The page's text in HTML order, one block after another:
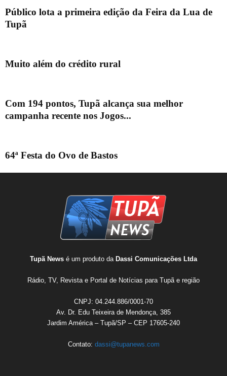
Público lota a primeira edição da Feira da Lua de
Tupã
Muito além do crédito rural
Com 194 pontos, Tupã alcança sua melhor
campanha recente nos Jogos...
64ª Festa do Ovo de Bastos
Tupã News é um produto da Dassi Comunicações Ltda
Rádio, TV, Revista e Portal de Notícias para Tupã e região
CNPJ: 04.244.886/0001-70
Av. Dr. Edu Teixeira de Mendonça, 385
Jardim América – Tupã/SP – CEP 17605-240
Contato: dassi@tupanews.com